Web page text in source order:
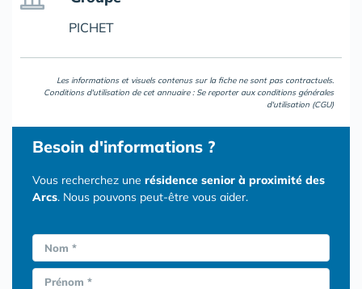
PICHET
Les informations et visuels contenus sur la fiche ne sont pas contractuels.
Conditions d'utilisation de cet annuaire : Se reporter aux conditions générales
d'utilisation (CGU)
Besoin d'informations ?
Vous recherchez une résidence senior à proximité des
Arcs. Nous pouvons peut-être vous aider.
Nom *
Prénom *